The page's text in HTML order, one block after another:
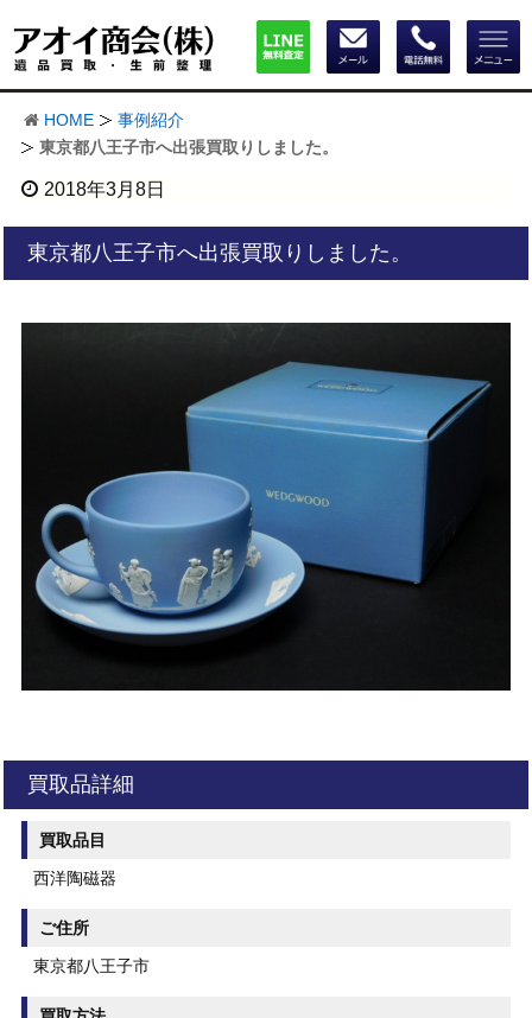
HOME
事例紹介
東京都八王子市へ出張買取りしました。
2018年3月8日
東京都八王子市へ出張買取りしました。
買取品詳細
買取品目
西洋陶磁器
ご住所
東京都八王子市